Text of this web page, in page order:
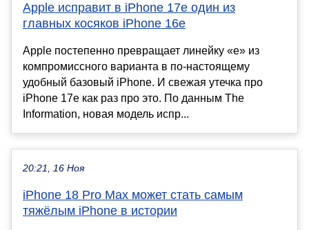
Apple исправит в iPhone 17e один из
главных косяков iPhone 16e
Apple постепенно превращает линейку «е» из
компромиссного варианта в по-настоящему
удобный базовый iPhone. И свежая утечка про
iPhone 17e как раз про это. По данным The
Information, новая модель испр...
20:21, 16 Ноя
iPhone 18 Pro Max может стать самым
тяжёлым iPhone в истории